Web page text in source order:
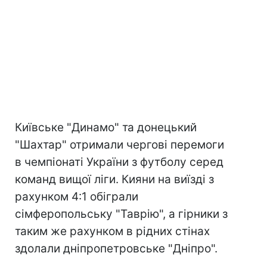
Київське "Динамо" та донецький
"Шахтар" отримали чергові перемоги
в чемпіонаті України з футболу серед
команд вищої ліги. Кияни на виїзді з
рахунком 4:1 обіграли
сімферопольську "Таврію", а гірники з
таким же рахунком в рідних стінах
здолали дніпропетровське "Дніпро".